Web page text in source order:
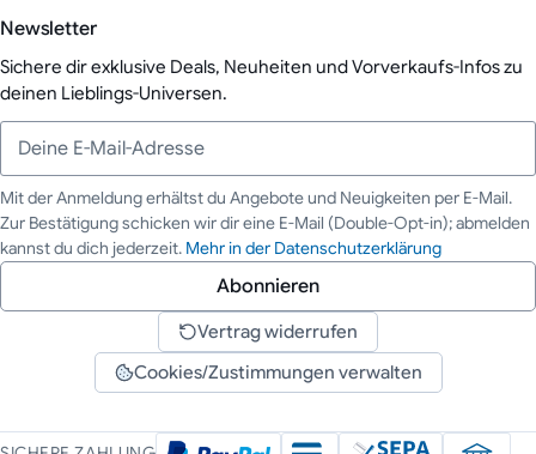
Newsletter
Sichere dir exklusive Deals, Neuheiten und Vorverkaufs-Infos zu
deinen Lieblings-Universen.
Deine E-Mail-Adresse
Mit der Anmeldung erhältst du Angebote und Neuigkeiten per E-Mail.
Zur Bestätigung schicken wir dir eine E-Mail (Double-Opt-in); abmelden
kannst du dich jederzeit. Mehr in der Datenschutzerklärung
Abonnieren
Vertrag widerrufen
Cookies/Zustimmungen verwalten